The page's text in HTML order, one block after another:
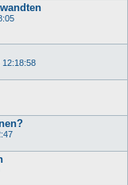
12:18:58